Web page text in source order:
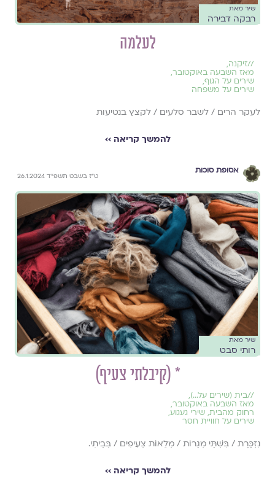
שיר מאת
רבקה דבירה
לעלמה
//זיקנה,
מאז השבעה באוקטובר,
שירים על הגוף,
שירים על משפחה
לעקר הרים / לשבר סלעים / לקצץ בנטיעות
להמשך קריאה ››
אסופת סוכות
ט״ז בשבט תשפ״ד 26.1.2024
שיר מאת
רותי סבט
* (קיבלתי צעיף)
//בית (שירים על...),
מאז השבעה באוקטובר,
רחוק מהבית, שירי געגוע,
שירים על חוויית חסר
נִזְכֶּרֶת / בִּשְׁתֵּי מְגֵרוֹת / מְלֵאוֹת צְעִיפִים / בְּבֵיתִי.
להמשך קריאה ››